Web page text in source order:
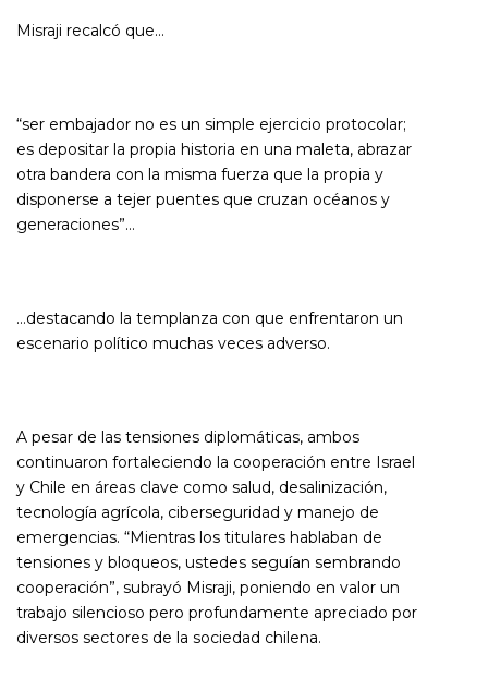
Misraji recalcó que…
“ser embajador no es un simple ejercicio protocolar;
es depositar la propia historia en una maleta, abrazar
otra bandera con la misma fuerza que la propia y
disponerse a tejer puentes que cruzan océanos y
generaciones”…
…destacando la templanza con que enfrentaron un
escenario político muchas veces adverso.
A pesar de las tensiones diplomáticas, ambos
continuaron fortaleciendo la cooperación entre Israel
y Chile en áreas clave como salud, desalinización,
tecnología agrícola, ciberseguridad y manejo de
emergencias. “Mientras los titulares hablaban de
tensiones y bloqueos, ustedes seguían sembrando
cooperación”, subrayó Misraji, poniendo en valor un
trabajo silencioso pero profundamente apreciado por
diversos sectores de la sociedad chilena.